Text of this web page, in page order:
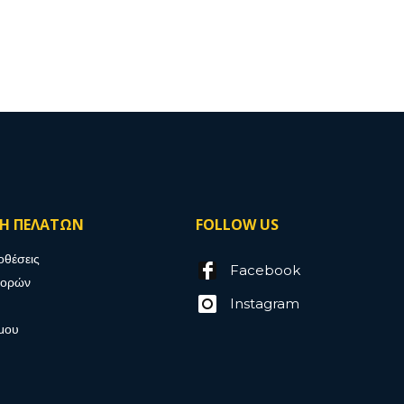
ΠΕΛΑΤΩΝ FOLLOW US
Facebook
Instagram